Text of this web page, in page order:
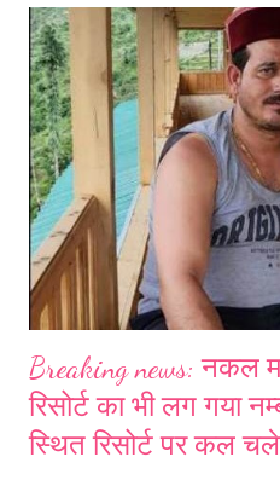
और एसडीआरएफ के गोताखोरों ने चीला
बाद ऐम्स ऋषिकेश में उसका पोस्टमार्टम
श्रीनगर गढ़वाल में किया जाएगा। इस
जबरदस्त आक्रोश व्याप्त हो गया है।
Breaking news: नकल
रिसोर्ट का भी लग गया
स्थित रिसोर्ट पर कल